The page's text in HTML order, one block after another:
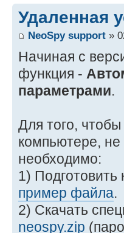
Удаленная
NeoSpy support »
Начиная с
функция -
параметрами.
Для того,
компьютере, не
необходимо:
1)
пример файла.
2) Скачать
neospy.zip